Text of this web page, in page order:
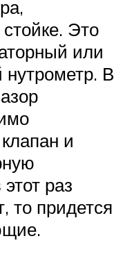
Это
или
нутрометр. В
и
раз
то придется